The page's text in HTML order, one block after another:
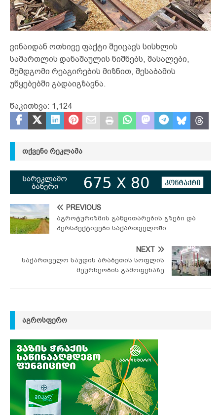
ვინაიდან ოთხივე ფაქტი შეიცავს სისხლის
სამართლის დანაშაულის ნიშნებს, მასალები,
შემდგომი რეაგირების მიზნით, შესაბამის
უწყებებში გადაიგზავნა.
წაკითხვა: 1,124
ᲗᲥᲕᲔᲜᲘ ᲠᲔᲙᲚᲐᲛᲐ
PREVIOUS
აგროტურიზმის განვითარების გზები და
პერსპექტივები საქართველოში
NEXT
საქართველო საუდის არაბეთის სოფლის
მეურნეობის გამოფენაზე
ᲐᲒᲠᲝᲡᲤᲔᲠᲝ